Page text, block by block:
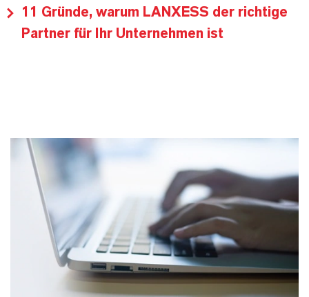
11 Gründe, warum LANXESS der richtige
Partner für Ihr Unternehmen ist